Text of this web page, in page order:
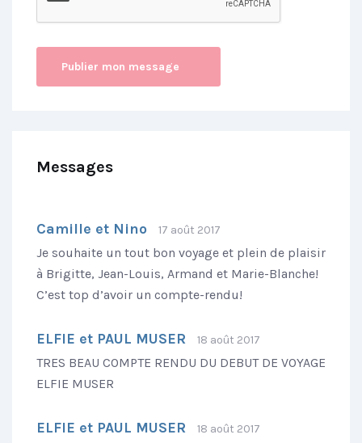
Messages
Camille et Nino 17 août 2017
Je souhaite un tout bon voyage et plein de plaisir
à Brigitte, Jean-Louis, Armand et Marie-Blanche!
C’est top d’avoir un compte-rendu!
ELFIE et PAUL MUSER 18 août 2017
TRES BEAU COMPTE RENDU DU DEBUT DE VOYAGE
ELFIE MUSER
ELFIE et PAUL MUSER 18 août 2017